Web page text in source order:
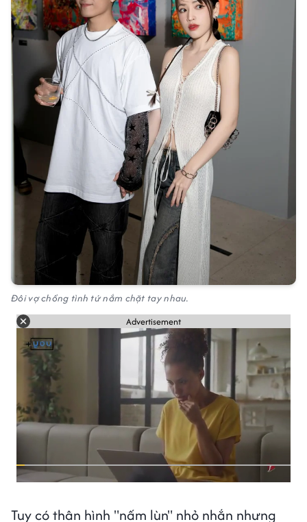
Đôi vợ chồng tình tứ nắm chặt tay nhau.
Advertisement
Tuy có thân hình "nấm lùn" nhỏ nhắn nhưng